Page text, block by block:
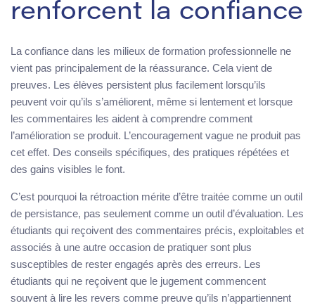
renforcent la confiance
La confiance dans les milieux de formation professionnelle ne
vient pas principalement de la réassurance. Cela vient de
preuves. Les élèves persistent plus facilement lorsqu’ils
peuvent voir qu’ils s’améliorent, même si lentement et lorsque
les commentaires les aident à comprendre comment
l’amélioration se produit. L’encouragement vague ne produit pas
cet effet. Des conseils spécifiques, des pratiques répétées et
des gains visibles le font.
C’est pourquoi la rétroaction mérite d’être traitée comme un outil
de persistance, pas seulement comme un outil d’évaluation. Les
étudiants qui reçoivent des commentaires précis, exploitables et
associés à une autre occasion de pratiquer sont plus
susceptibles de rester engagés après des erreurs. Les
étudiants qui ne reçoivent que le jugement commencent
souvent à lire les revers comme preuve qu’ils n’appartiennent